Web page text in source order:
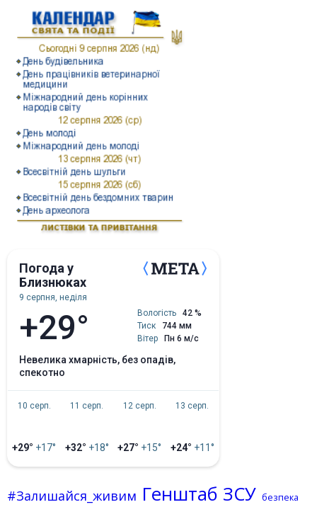
Погода у
Близнюках
9 серпня, неділя
+29° Вологість
42 %
Тиск
744 мм
Вітер
Пн 6 м/с
невелика хмарність, без опадів,
спекотно
10 серп.
+29° +17°
11 серп.
+32° +18°
12 серп.
+27° +15°
13 серп.
+24° +11°
#Залишайся_живим Генштаб ЗСУ безпека